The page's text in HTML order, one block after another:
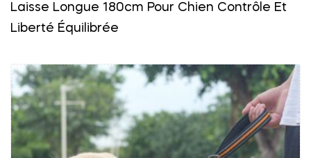
Laisse Longue 180cm Pour Chien Contrôle Et
Liberté Équilibrée